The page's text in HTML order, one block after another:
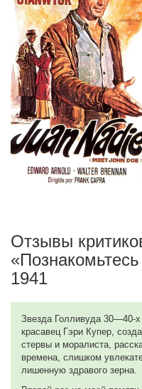
Отзывы
1941
Звезда Голливуда 30—40-
красавец Гэри Купер,
стервы и моралиста,
времена, слишком
лишенную здравого зерна.